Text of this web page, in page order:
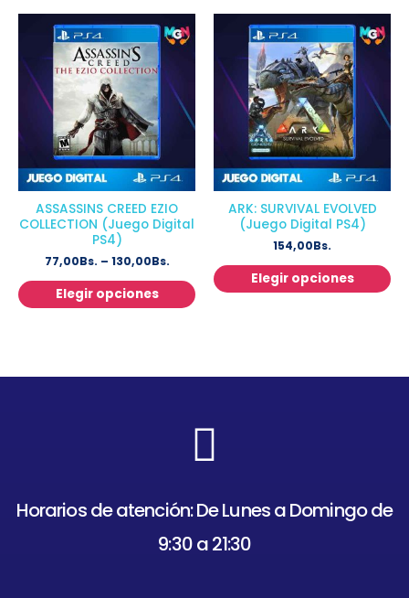
ASSASSINS CREED EZIO
COLLECTION (Juego Digital
PS4)
77,00Bs. – 130,00Bs.
Elegir opciones
ARK: SURVIVAL EVOLVED
(Juego Digital PS4)
154,00Bs.
Elegir opciones
Horarios de atención: De Lunes a Domingo de
9:30 a 21:30